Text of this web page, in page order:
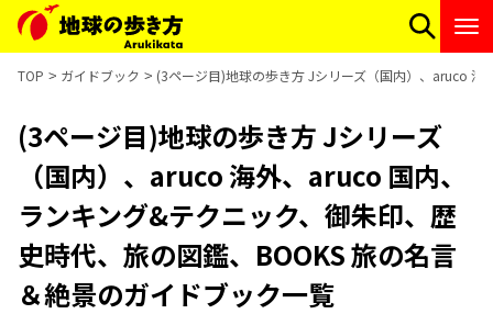
TOP ガイドブック (3ページ目)地球の歩き方 Jシリーズ（国内）、aruco
(3ページ目)地球の歩き方 Jシリーズ
（国内）、aruco 海外、aruco 国内、
ランキング&テクニック、御朱印、歴
史時代、旅の図鑑、BOOKS 旅の名言
＆絶景のガイドブック一覧